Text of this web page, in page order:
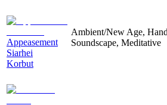
Appeasement
Siarhei
Korbut
Ambient/New Age,
Soundscape, Meditative